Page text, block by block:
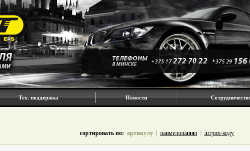
Тех. поддержка Новости
сортировать по: артикулу наименованию штрих-коду